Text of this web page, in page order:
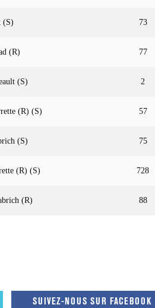
(S) 73
(R) 77
(S) 2
(R) (S) 57
(S) 75
(R) (S) 728
(R) 88
SUIVEZ-NOUS SUR FACEBOOK